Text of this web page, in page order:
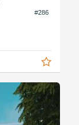
#286